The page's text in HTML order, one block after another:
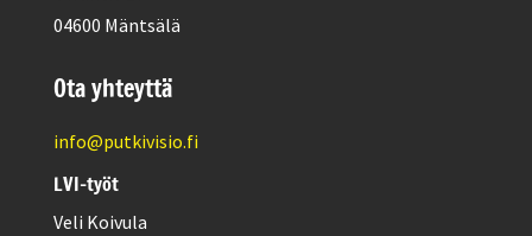
04600 Mäntsälä
Ota yhteyttä
info@putkivisio.fi
LVI-työt
Veli Koivula